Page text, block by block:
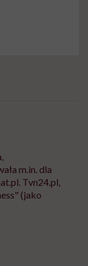
m.in. dla
Tvn24.pl,
(jako